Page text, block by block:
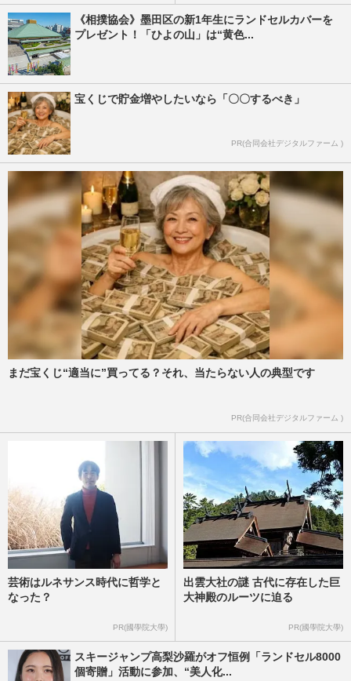
《相撲協会》墨田区の新1年生にランドセルカバーを
プレゼント！「ひよの山」は“黄色...
宝くじで貯金増やしたいなら「〇〇するべき」
PR(合同会社デジタルファーム )
まだ宝くじ“適当に”買ってる？それ、当たらない人の典型です
PR(合同会社デジタルファーム )
芸術はルネサンス時代に哲学と
なった？
PR(國學院大學)
出雲大社の謎 古代に存在した巨
大神殿のルーツに迫る
PR(國學院大學)
スキージャンプ高梨沙羅がオフ恒例「ランドセル8000
個寄贈」活動に参加、“美人化...